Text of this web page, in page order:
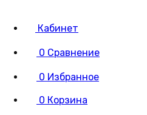
Кабинет
0 Сравнение
0 Избранное
0 Корзина